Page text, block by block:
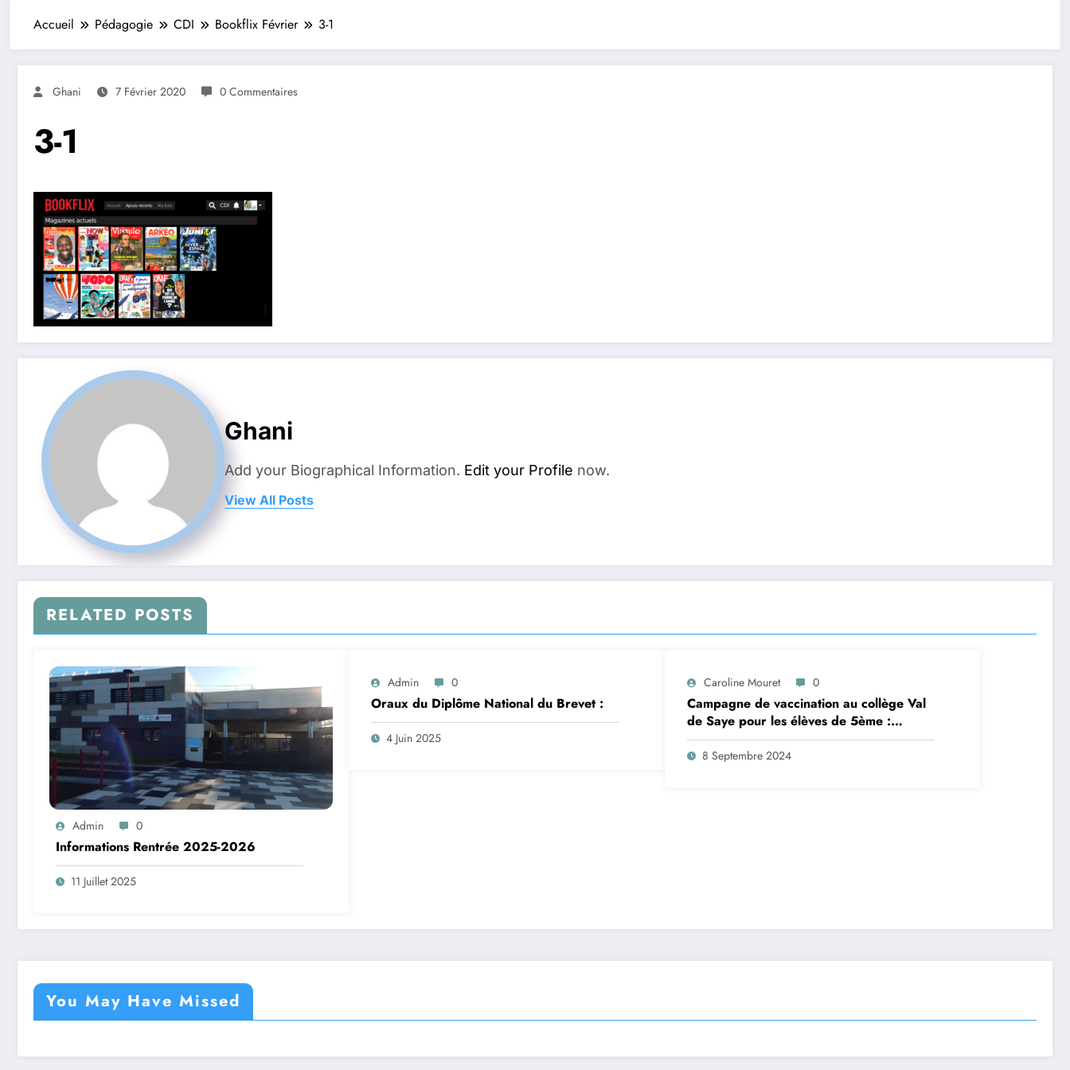
Accueil Pédagogie CDI Bookflix Février 3-1
Ghani 7 Février 2020 0 Commentaires
3-1
Ghani
Add your Biographical Information. Edit your Profile now.
View All Posts
RELATED POSTS
Admin 0
Informations Rentrée 2025-2026
11 Juillet 2025
Admin 0
Oraux du Diplôme National du Brevet :
4 Juin 2025
Caroline Mouret 0
Campagne de vaccination au collège Val
de Saye pour les élèves de 5ème :
inscription en ligne avant le 28
septembre 2024
8 Septembre 2024
You May Have Missed